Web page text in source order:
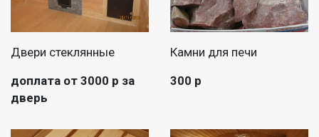
Двери стеклянные
доплата от 3000 р за
дверь
Камни для печи
300 р